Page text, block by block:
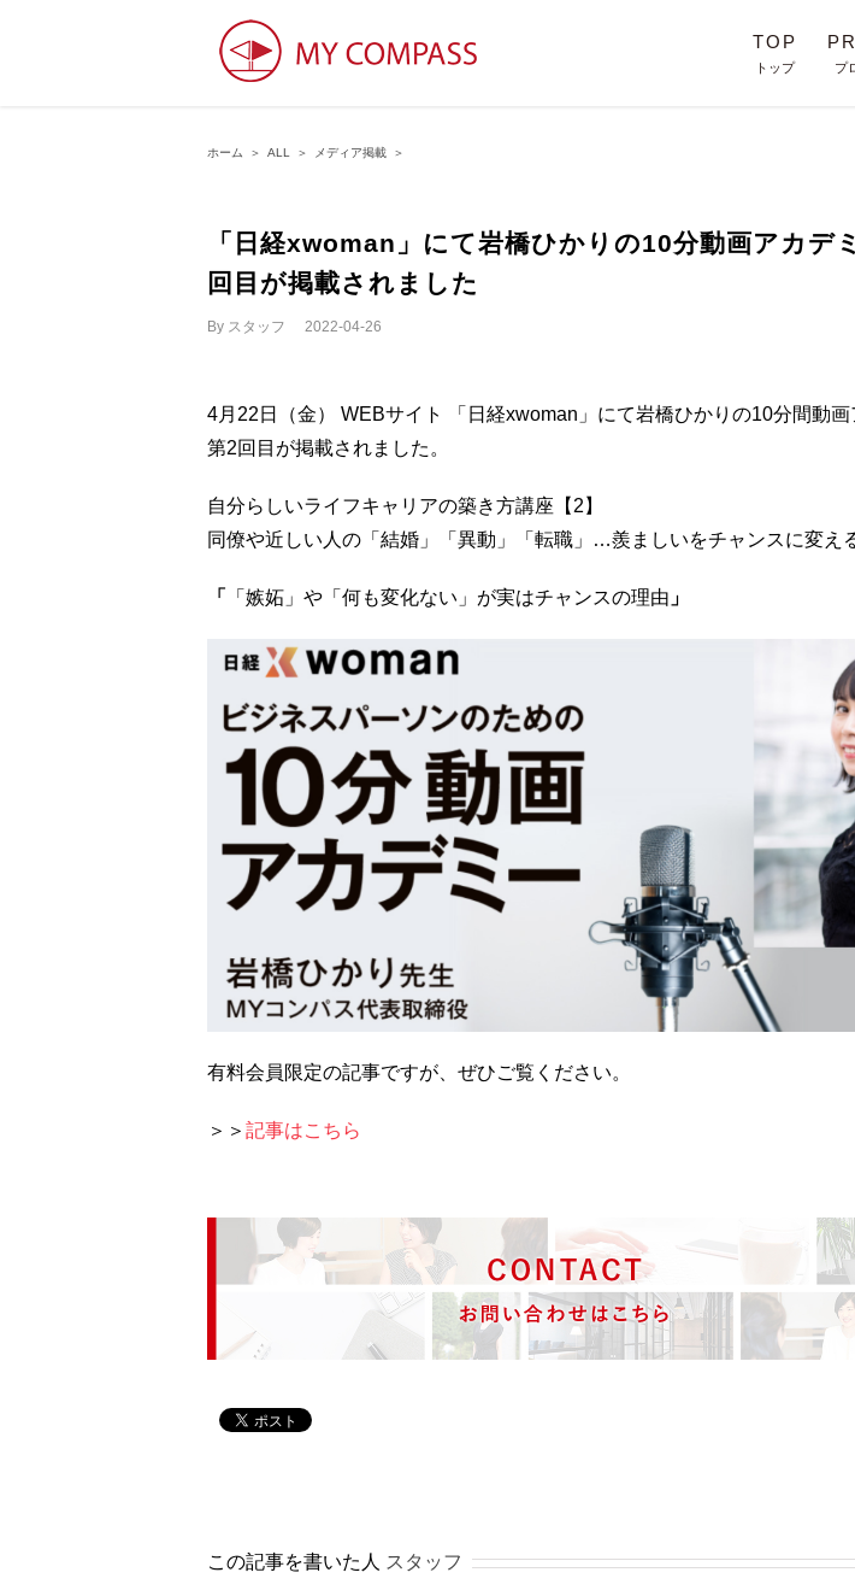
TOP
トップ プ
ホーム ＞ ALL ＞ メディア掲載 ＞
「日経xwoman」にて岩橋ひかりの10分動画アカデ
回目が掲載されました
By スタッフ 2022-04-26
4月22日（金） WEBサイト 「日経xwoman」にて岩橋ひかりの10分間動画
第2回目が掲載されました。
自分らしいライフキャリアの築き方講座【2】
同僚や近しい人の「結婚」「異動」「転職」…羨ましいをチャンスに変え
「 「嫉妬」や「何も変化ない」が実はチャンスの理由 」
有料会員限定の記事ですが、ぜひご覧ください。
＞＞ 記事はこちら
この記事を書いた人 スタッフ